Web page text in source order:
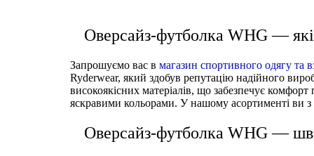
Оверсайз-футболка WHG —
Запрошуємо вас в магазин спортивного одягу та
Ryderwear, який здобув репутацію надійного
високоякісних матеріалів, що забезпечує
яскравими кольорами. У нашому асортименті ви з
Оверсайз-футболка WHG —